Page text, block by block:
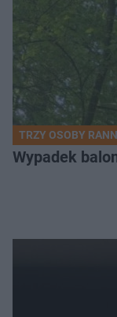
TRZY OSOBY
Wypadek